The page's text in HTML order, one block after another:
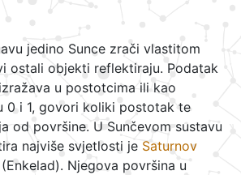
jedino Sunce zrači vlastitom
ostali objekti reflektiraju. Podatak
u postotcima ili kao
0 i 1, govori koliki postotak te
od površine. U Sunčevom sustavu
najviše svjetlosti je Saturnov
(Enkelad). Njegova površina u